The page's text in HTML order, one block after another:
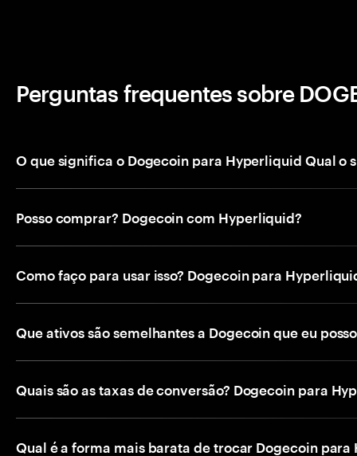
Perguntas frequentes sobre
O que significa o Dogecoin para Hyperliquid Qual o
Posso comprar? Dogecoin com Hyperliquid?
Como faço para usar isso? Dogecoin para
Que ativos são semelhantes a Dogecoin que eu
Quais são as taxas de conversão? Dogecoin para
Qual é a forma mais barata de trocar Dogecoin